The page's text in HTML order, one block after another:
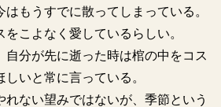
もうすでに散ってしまっている。
こよなく愛しているらしい。
自分が先に逝った時は棺の中をコス
いと常に言っている。
れない望みではないが、季節という